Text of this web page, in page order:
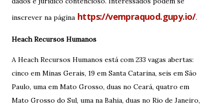
inscrever na página https://vempraquod.gupy.io/.
Heach Recursos Humanos
A Heach Recursos Humanos está com 233 vagas abertas:
cinco em Minas Gerais, 19 em Santa Catarina, seis em São
Paulo, uma em Mato Grosso, duas no Ceará, quatro em
Mato Grosso do Sul, uma na Bahia, duas no Rio de Janeiro,